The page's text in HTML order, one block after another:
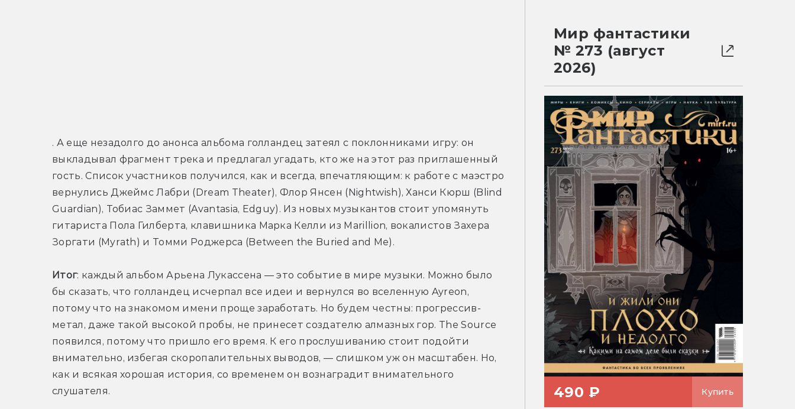
. А еще незадолго до анонса альбома голландец затеял с поклонниками игру: он
выкладывал фрагмент трека и предлагал угадать, кто же на этот раз приглашенный
гость. Список участников получился, как и всегда, впечатляющим: к работе с маэстро
вернулись Джеймс Лабри (Dream Theater), Флор Янсен (Nightwish), Ханси Кюрш (Blind
Guardian), Тобиас Заммет (Avantasia, Edguy). Из новых музыкантов стоит упомянуть
гитариста Пола Гилберта, клавишника Марка Келли из Marillion, вокалистов Захера
Зоргати (Myrath) и Томми Роджерса (Between the Buried and Me).
Итог: каждый альбом Арьена Лукассена — это событие в мире музыки. Можно было
бы сказать, что голландец исчерпал все идеи и вернулся во вселенную Ayreon,
потому что на знакомом имени проще заработать. Но будем честны: прогрессив-
метал, даже такой высокой пробы, не принесет создателю алмазных гор. The Source
появился, потому что пришло его время. К его прослушиванию стоит подойти
внимательно, избегая скоропалительных выводов, — слишком уж он масштабен. Но,
как и всякая хорошая история, со временем он вознаградит внимательного
слушателя.
Мир фантастики
№ 273 (август
2026)
490 ₽ Купить